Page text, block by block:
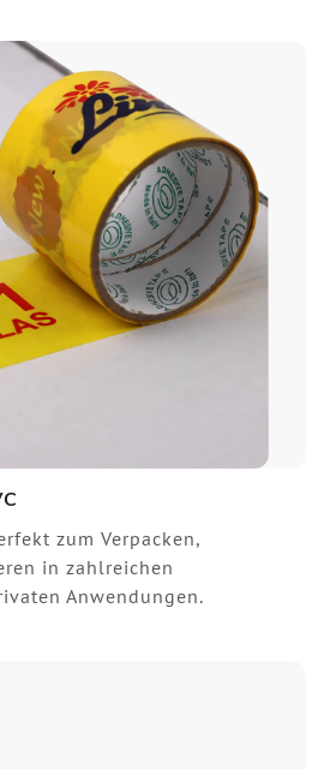
zum Verpacken,
in zahlreichen
Anwendungen.